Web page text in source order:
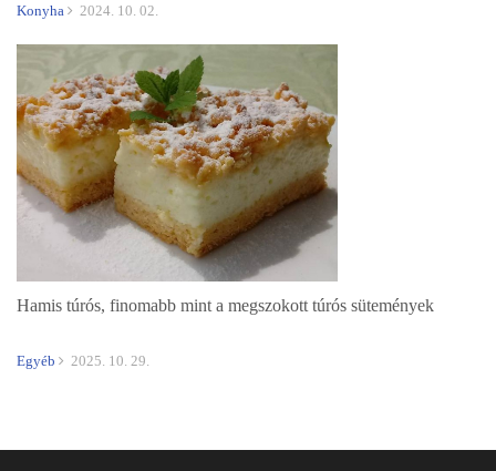
Konyha 2024. 10. 02.
Hamis túrós, finomabb mint a megszokott túrós sütemények
Egyéb 2025. 10. 29.